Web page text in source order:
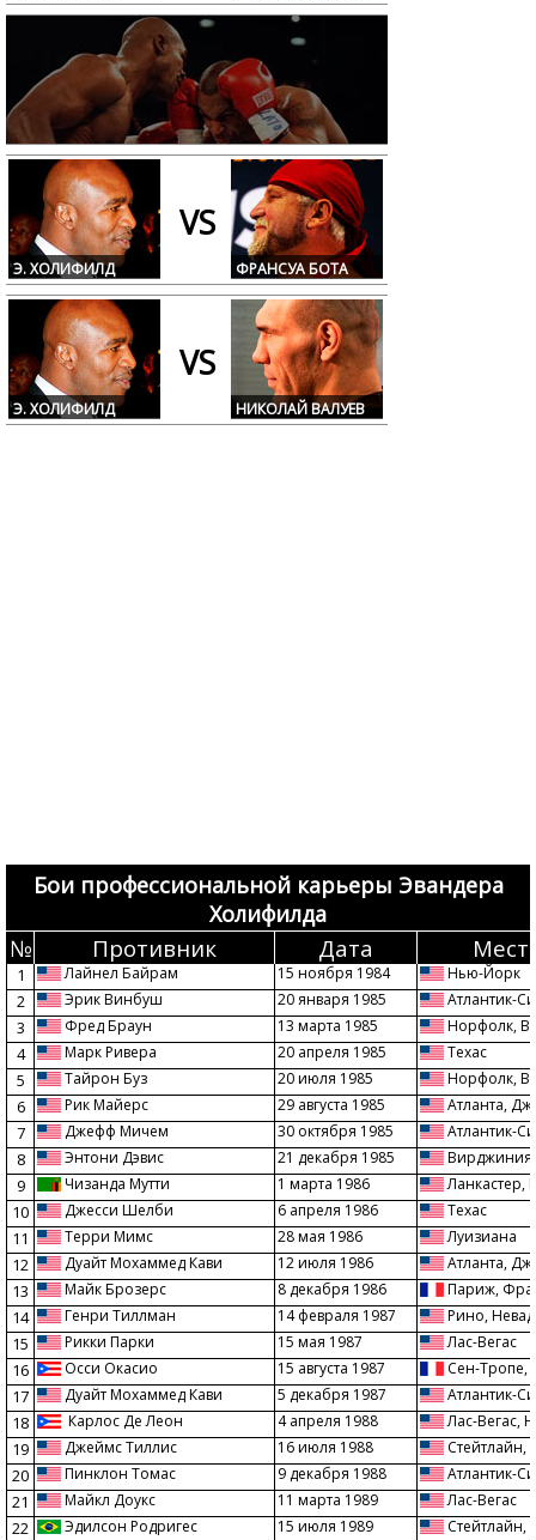
Э. ХОЛИФИЛД
VS
ФРАНСУА БОТА
Э. ХОЛИФИЛД
VS
НИКОЛАЙ ВАЛУЕВ
Бои профессиональной карьеры Эвандера
Холифилда
№ Противник Дата
1 Лайнел Байрам 15 ноября 1984 Нью-Йорк
2 Эрик Винбуш 20 января 1985 Атлантик-
3 Фред Браун 13 марта 1985 Норфолк,
4 Марк Ривера 20 апреля 1985 Техас
5 Тайрон Буз 20 июля 1985 Норфолк,
6 Рик Майерс 29 августа 1985 Атланта,
7 Джефф Мичем 30 октября 1985 Атлантик-
8 Энтони Дэвис 21 декабря 1985
9 Чизанда Мутти 1 марта 1986 Ланкастер,
10 Джесси Шелби 6 апреля 1986 Техас
11 Терри Мимс 28 мая 1986 Луизиана
12 Дуайт Мохаммед Кави 12 июля 1986 Атланта,
13 Майк Брозерс 8 декабря 1986 Париж,
14 Генри Тиллман 14 февраля 1987 Рино,
15 Рикки Парки 15 мая 1987 Лас-Вегас
16 Осси Окасио 15 августа 1987 Сен-Тропе,
17 Дуайт Мохаммед Кави 5 декабря 1987 Атлантик-
18 Карлос Де Леон 4 апреля 1988 Лас-Вегас,
19 Джеймс Тиллис 16 июля 1988 Стейтлайн,
20 Пинклон Томас 9 декабря 1988 Атлантик-
21 Майкл Доукс 11 марта 1989 Лас-Вегас
22 Эдилсон Родригес 15 июля 1989 Стейтлайн,